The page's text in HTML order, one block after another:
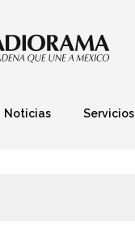
Noticias Servicios